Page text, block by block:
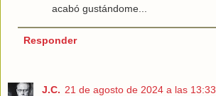
acabó gustándome...
Responder
J.C. 21 de agosto de 2024 a las 13:33